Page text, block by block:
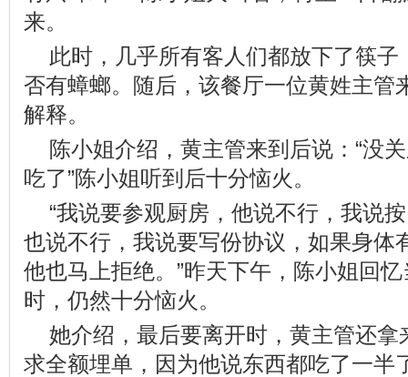
来。
此时，几乎所有客人们都放下了筷
否有蟑螂。随后，该餐厅一位黄姓主管
解释。
陈小姐介绍，黄主管来到后说：“没
吃了”陈小姐听到后十分恼火。
“我说要参观厨房，他说不行，我说
也说不行，我说要写份协议，如果身体
他也马上拒绝。”昨天下午，陈小姐回
时，仍然十分恼火。
她介绍，最后要离开时，黄主管还拿
求全额埋单，因为他说东西都吃了一半